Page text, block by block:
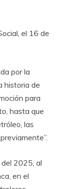
el 16 de
por la
historia de
para
hasta que
las
2025, al
en el